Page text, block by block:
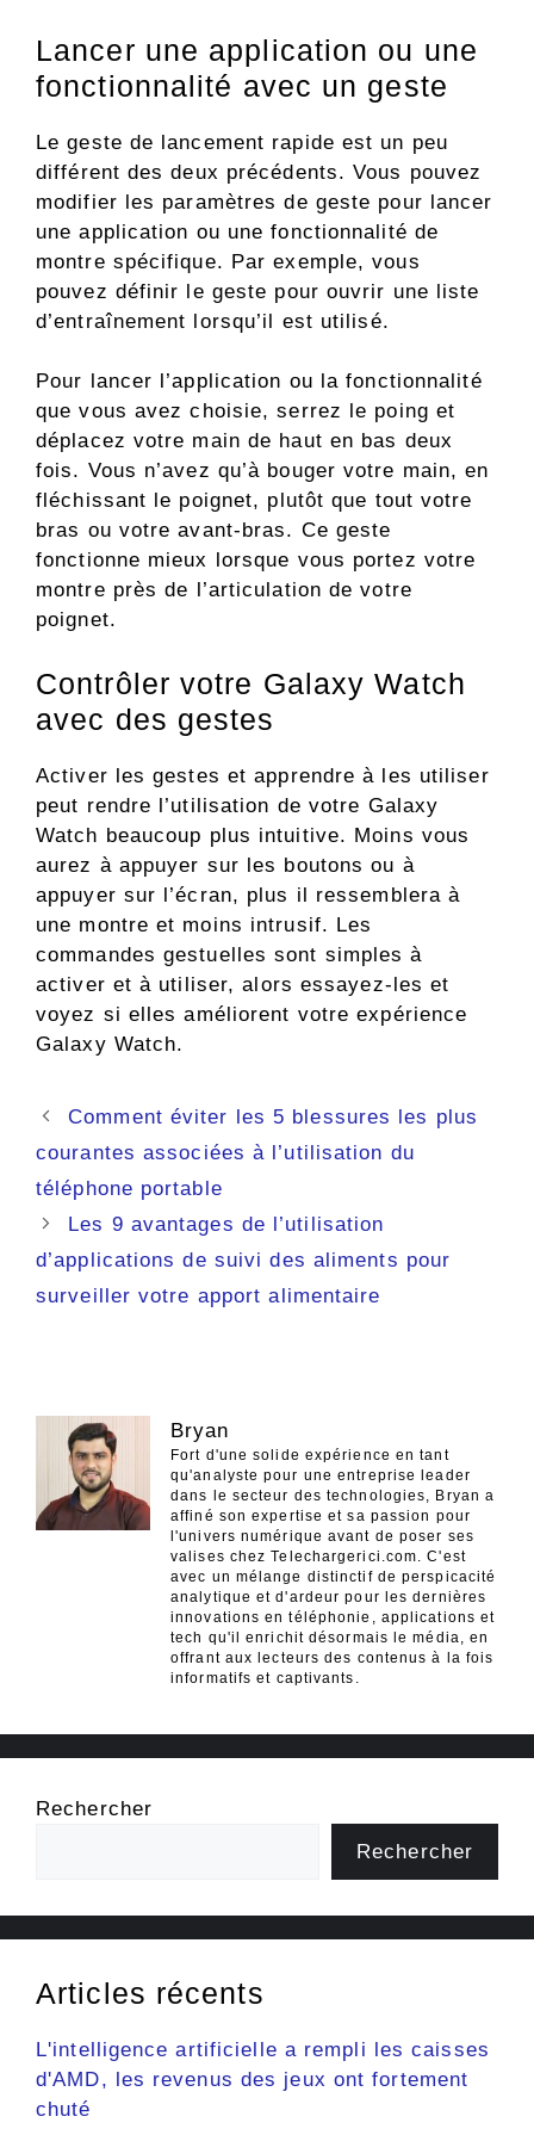
Lancer une application ou une
fonctionnalité avec un geste
Le geste de lancement rapide est un peu
différent des deux précédents. Vous pouvez
modifier les paramètres de geste pour lancer
une application ou une fonctionnalité de
montre spécifique. Par exemple, vous
pouvez définir le geste pour ouvrir une liste
d’entraînement lorsqu’il est utilisé.
Pour lancer l’application ou la fonctionnalité
que vous avez choisie, serrez le poing et
déplacez votre main de haut en bas deux
fois. Vous n’avez qu’à bouger votre main, en
fléchissant le poignet, plutôt que tout votre
bras ou votre avant-bras. Ce geste
fonctionne mieux lorsque vous portez votre
montre près de l’articulation de votre
poignet.
Contrôler votre Galaxy Watch
avec des gestes
Activer les gestes et apprendre à les utiliser
peut rendre l’utilisation de votre Galaxy
Watch beaucoup plus intuitive. Moins vous
aurez à appuyer sur les boutons ou à
appuyer sur l’écran, plus il ressemblera à
une montre et moins intrusif. Les
commandes gestuelles sont simples à
activer et à utiliser, alors essayez-les et
voyez si elles améliorent votre expérience
Galaxy Watch.
Navigation
des
Comment éviter les 5 blessures les plus
courantes associées à l’utilisation du
téléphone portable
Les 9 avantages de l’utilisation
d’applications de suivi des aliments pour
surveiller votre apport alimentaire
Bryan
Fort d'une solide expérience en tant
qu'analyste pour une entreprise leader
dans le secteur des technologies, Bryan a
affiné son expertise et sa passion pour
l'univers numérique avant de poser ses
valises chez Telechargerici.com. C'est
avec un mélange distinctif de perspicacité
analytique et d'ardeur pour les dernières
innovations en téléphonie, applications et
tech qu'il enrichit désormais le média, en
offrant aux lecteurs des contenus à la fois
informatifs et captivants.
Rechercher
Rechercher
Articles récents
L'intelligence artificielle a rempli les caisses
d'AMD, les revenus des jeux ont fortement
chuté